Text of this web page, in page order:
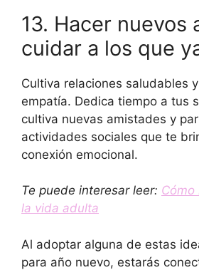
13. Hacer nuevos
cuidar a los que
Cultiva relaciones saludables
empatía. Dedica tiempo a tus
cultiva nuevas amistades y
actividades sociales que te
conexión emocional.
Te puede interesar leer: Cómo
la vida adulta
Al adoptar alguna de estas
para año nuevo, estarás